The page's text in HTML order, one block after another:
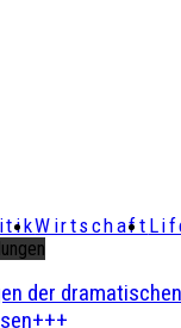
Wirtschaft
der